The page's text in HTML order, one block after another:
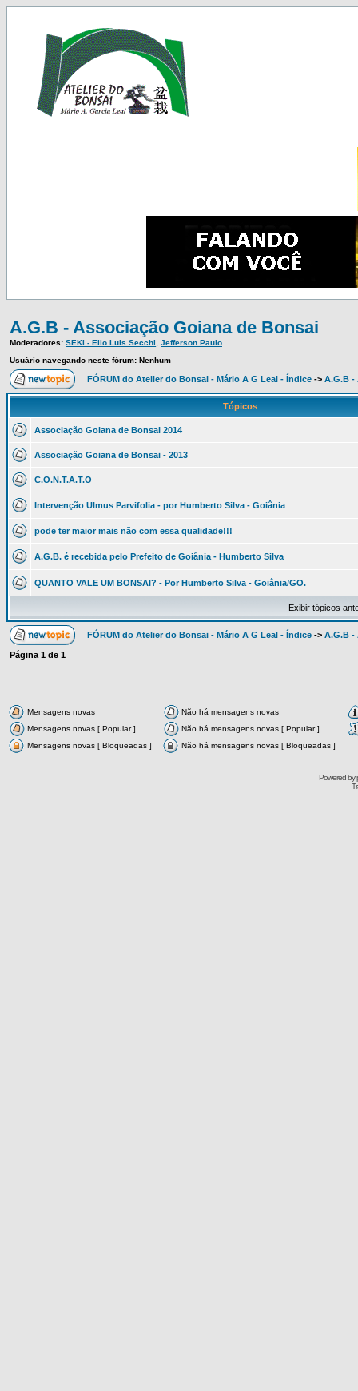
A.G.B - Associação Goiana de Bonsai
Moderadores: SEKI - Elio Luis Secchi
Jefferson Paulo
Usuário navegando neste fórum: Nenhum
FÓRUM do Atelier do Bonsai - Mário A G Leal - Índice -> A.G.B -
Tópicos
Associação Goiana de Bonsai 2014
Associação Goiana de Bonsai - 2013
C.O.N.T.A.T.O
Intervenção Ulmus Parvifolia - por Humberto Silva - Goiânia
pode ter maior mais não com essa qualidade!!!
A.G.B. é recebida pelo Prefeito de Goiânia - Humberto Silva
QUANTO VALE UM BONSAI? - Por Humberto Silva - Goiânia/GO.
Exibir tópicos
FÓRUM do Atelier do Bonsai - Mário A G Leal - Índice -> A.G.B -
Página 1 de 1
Mensagens novas
Não há mensagens novas
Mensagens novas [ Popular ]
Não há mensagens novas [ Popular ]
Mensagens novas [ Bloqueadas ]
Não há mensagens novas [ Bloqueadas ]
Powered by